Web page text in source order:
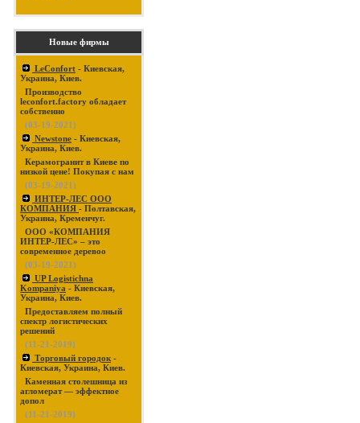
Новые фирмы
LeConfort - Киевская,
Украина, Киев.
Производство
leconfort.factory обладает
собственно
(03-19-2021)
Newstone - Киевская,
Украина, Киев.
Керамогранит в Киеве по
низкой цене! Покупая с нам
(03-19-2021)
ИНТЕР-ЛЕС ООО
КОМПАНИЯ - Полтавская,
Украина, Кременчуг.
ООО «КОМПАНИЯ
ИНТЕР-ЛЕС» – это
современное деревоо
(03-19-2021)
UP Logistichna
Kompaniya - Киевская,
Украина, Киев.
Предоставляем полный
спектр логистических
решений
(11-21-2019)
Торговый городок -
Киевская, Украина, Киев.
Каменная столешница из
агломерат — эффектное
допол
(11-21-2019)